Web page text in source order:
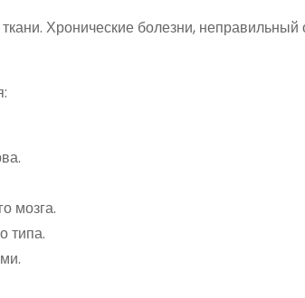
Хронические болезни, неправильный
мозга.
типа.